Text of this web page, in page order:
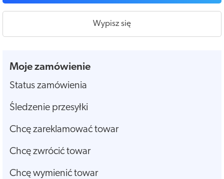
Wypisz się
Moje zamówienie
Status zamówienia
Śledzenie przesyłki
Chcę zareklamować towar
Chcę zwrócić towar
Chcę wymienić towar